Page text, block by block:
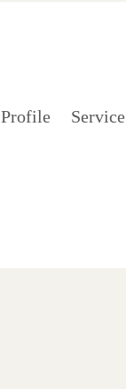
Profile Service